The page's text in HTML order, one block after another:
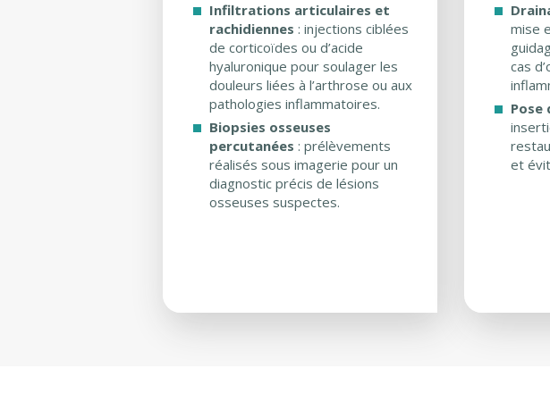
Infiltrations articulaires et
rachidiennes : injections ciblées
de corticoïdes ou d’acide
hyaluronique pour soulager les
douleurs liées à l’arthrose ou aux
pathologies inflammatoires.
Biopsies osseuses
percutanées : prélèvements
réalisés sous imagerie pour un
diagnostic précis de lésions
osseuses suspectes.
mise
cas
Pose
et